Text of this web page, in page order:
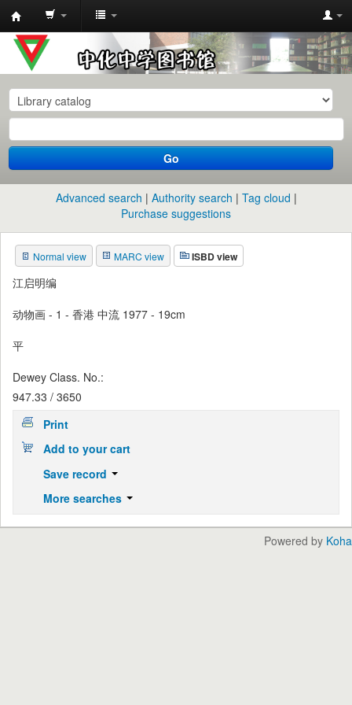
中
化
中
学
图
书
馆
目
录
Go
Advanced search Authority search
Tag cloud
Purchase suggestions
Normal view MARC view ISBD view
江启明编
动物画 - 1 - 香港 中流 1977 - 19cm
平
Dewey Class. No.:
947.33 / 3650
Print
Add to your cart
Save record
More searches
Powered by Koha